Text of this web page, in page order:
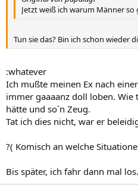
Jetzt weiß ich warum Männer
Tun sie das? Bin ich schon wieder
:whatever
Ich mußte meinen Ex nach
immer gaaaanz doll loben.
hätte und so´n Zeug.
Tat ich dies nicht, war er
?( Komisch an welche
Bis später, ich fahr dann mal